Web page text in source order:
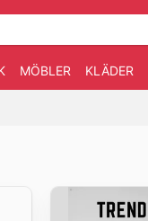
MÖBLER KLÄDER